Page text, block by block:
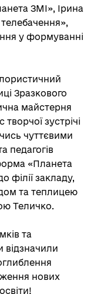
ЗМІ», Ірина
у формуванні
Зразкового
майстерня
зустрічі
чуттєвими
педагогів
«Планета
філії закладу,
та теплицею
Теличко.
та
відзначили
нових